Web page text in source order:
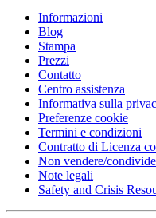
Informazioni
Blog
Stampa
Prezzi
Contatto
Centro assistenza
Informativa sulla
Preferenze cookie
Termini e condizioni
Contratto di Licenza
Non vendere/
Note legali
Safety and Crisis